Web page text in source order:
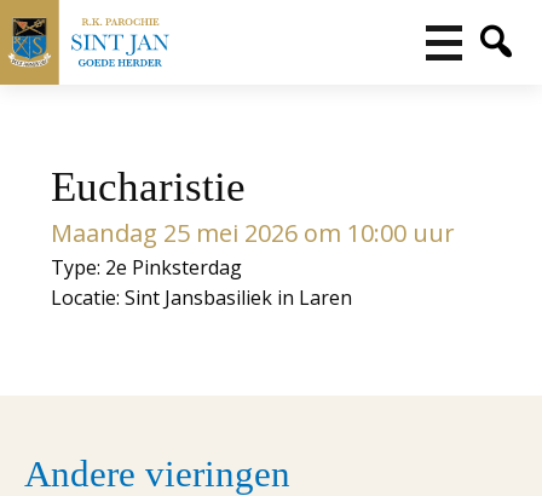
Eucharistie
Maandag 25 mei 2026 om 10:00 uur
Type: 2e Pinksterdag
Locatie: Sint Jansbasiliek in Laren
Andere vieringen